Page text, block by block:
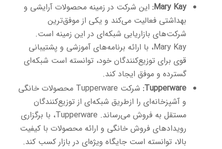
Mary Kay: این شرکت در زمینه محصولات آرایشی و
بهداشتی فعالیت می‌کند و یکی از موفق‌ترین
شرکت‌های بازاریابی شبکه‌ای در این زمینه است.
Mary Kay، با ارائه برنامه‌های آموزشی و پشتیبانی
قوی برای توزیع‌کنندگان خود، توانسته است شبکه‌ای
گسترده و موفق ایجاد کند.
Tupperware:
شرکت Tupperware محصولات خانگی
و آشپزخانه‌ای را ازطریق شبکه‌ای از توزیع‌کنندگان
مستقل به فروش می‌رساند. Tupperware، با برگزاری
رویدادهای فروش خانگی و ارائه محصولات با کیفیت
بالا، توانسته است جایگاه ویژه‌ای در بازار کسب کند.